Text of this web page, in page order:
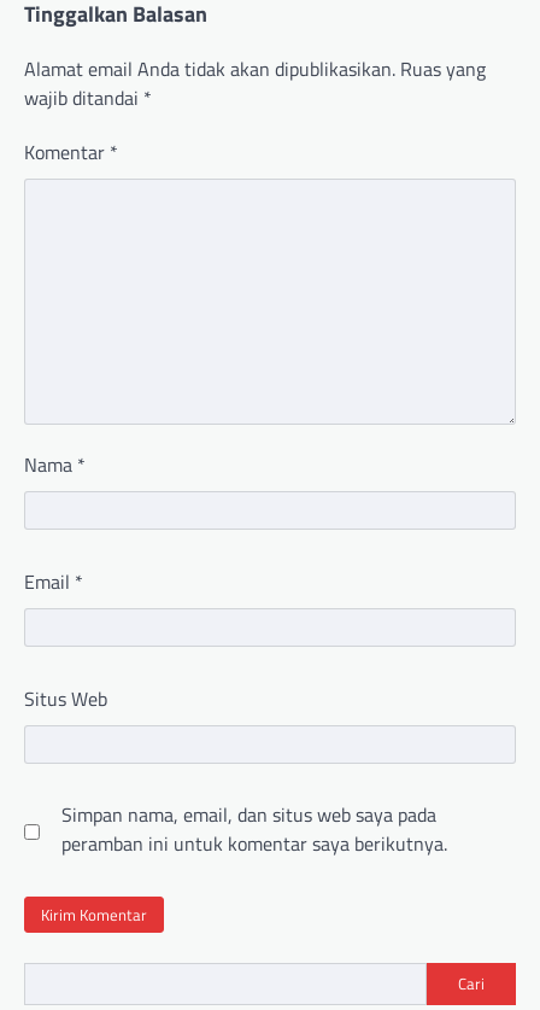
Tinggalkan Balasan
Alamat email Anda tidak akan dipublikasikan. Ruas yang
wajib ditandai *
Komentar *
Nama *
Email *
Situs Web
Simpan nama, email, dan situs web saya pada
peramban ini untuk komentar saya berikutnya.
Cari